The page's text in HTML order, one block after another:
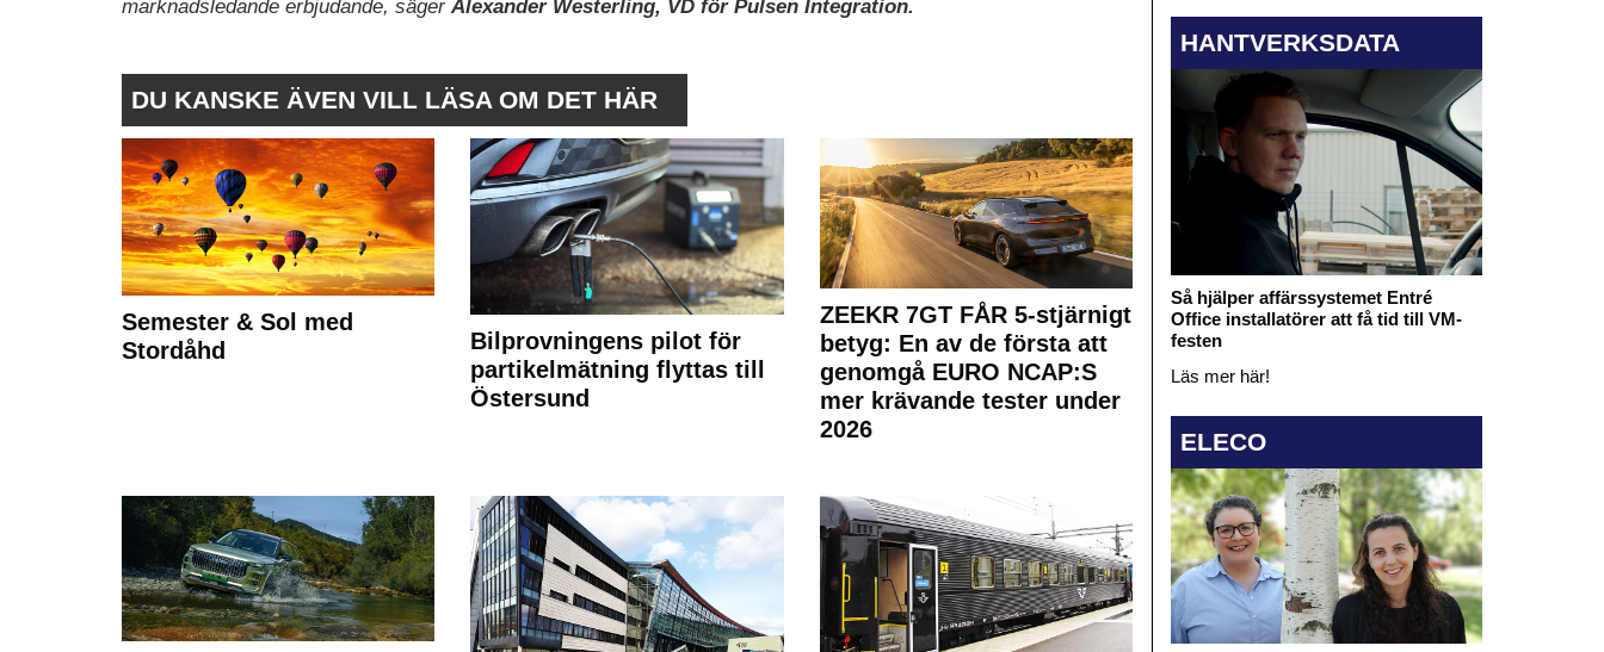
marknadsledande erbjudande, säger Alexander Westerling, VD för Pulsen Integration.
DU KANSKE ÄVEN VILL LÄSA OM DET HÄR
Semester & Sol med
Stordåhd
Bilprovningens pilot för
partikelmätning flyttas till
Östersund
ZEEKR 7GT FÅR 5-stjärnigt
betyg: En av de första att
genomgå EURO NCAP:S
mer krävande tester under
2026
HANTVERKSDATA
Så hjälper affärssystemet Entré
Office installatörer att få tid till VM-
festen
Läs mer här!
ELECO